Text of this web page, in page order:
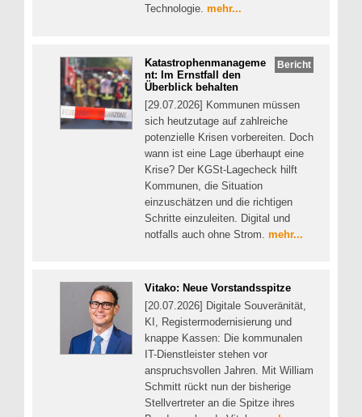
Technologie. mehr...
Bericht
Katastrophenmanageme
nt: Im Ernstfall den
Überblick behalten
[29.07.2026] Kommunen müssen
sich heutzutage auf zahlreiche
potenzielle Krisen vorbereiten. Doch
wann ist eine Lage überhaupt eine
Krise? Der KGSt-Lagecheck hilft
Kommunen, die Situation
einzuschätzen und die richtigen
Schritte einzuleiten. Digital und
notfalls auch ohne Strom. mehr...
Vitako: Neue Vorstandsspitze
[20.07.2026] Digitale Souveränität,
KI, Registermodernisierung und
knappe Kassen: Die kommunalen
IT-Dienstleister stehen vor
anspruchsvollen Jahren. Mit William
Schmitt rückt nun der bisherige
Stellvertreter an die Spitze ihres